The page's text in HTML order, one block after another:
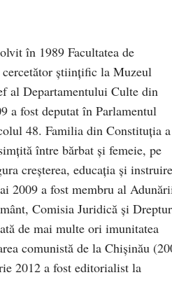
în 1989 Facultatea de
ştiinţific la Muzeul
al Departamentului Culte din
a fost deputat în Parlamentul
48. Familia din Constituția a
între bărbat şi femeie, pe
creşterea, educaţia şi
2009 a fost membru al
Comisia Juridică şi
de mai multe ori imunitatea
comunistă de la Chișinău
2012 a fost editorialist la